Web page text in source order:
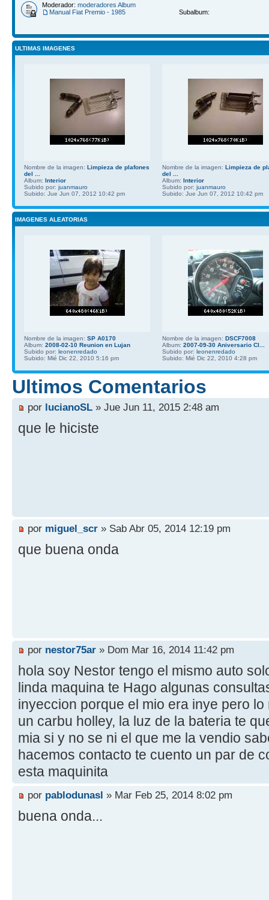
Moderador: moderadores Album
Subalbum:
Manual Fiat Premio - 1985
ULTIMAS IMAGENES
Nombre de la imagen: Limpieza de plafones
del ...
Album: Interior
Subido por: juanmauro
Subido: Jue Jun 07, 2012 10:42 pm
Nombre de la imagen: Limpieza de
del ...
Album: Interior
Subido por: juanmauro
Subido: Jue Jun 07, 2012 10:42 pm
IMAGENES ALEATORIAS
Nombre de la imagen: SP A0170
Album: 2008-02-10 Reunion en Lujan
Subido por: leonenredado
Subido: Mié Dic 22, 2010 5:16 pm
Nombre de la imagen: DSCF7008
Album: 2007-09-30 Aniversario Cl...
Subido por: leonenredado
Subido: Mié Dic 22, 2010 4:28 pm
Ultimos Comentarios
por lucianoSL » Jue Jun 11, 2015 2:48 am
que le hiciste
por miguel_scr » Sab Abr 05, 2014 12:19 pm
que buena onda
por nestor75ar » Dom Mar 16, 2014 11:42 pm
hola soy Nestor tengo el mismo auto
linda maquina te Hago algunas
inyeccion porque el mio era inye pero
un carbu holley, la luz de la bateria te
mia si y no se ni el que me la vendio
hacemos contacto te cuento un par de
esta maquinita
por pablodunasl » Mar Feb 25, 2014 8:02 pm
buena onda...